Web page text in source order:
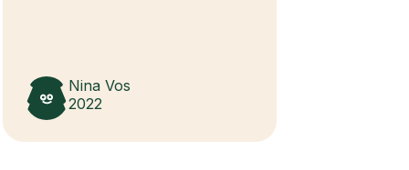
Nina Vos
2022